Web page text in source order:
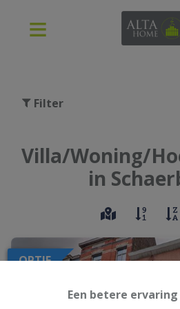
Een betere
Filter
Villa/Woning/
in
OPTIE